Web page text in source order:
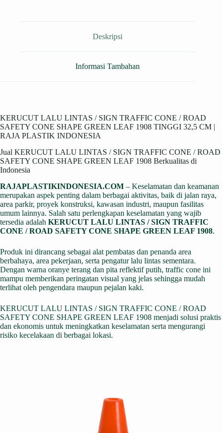
Deskripsi
Informasi Tambahan
KERUCUT LALU LINTAS / SIGN TRAFFIC CONE / ROAD
SAFETY CONE SHAPE GREEN LEAF 1908 TINGGI 32,5 CM |
RAJA PLASTIK INDONESIA
Jual KERUCUT LALU LINTAS / SIGN TRAFFIC CONE / ROAD
SAFETY CONE SHAPE GREEN LEAF 1908 Berkualitas di
Indonesia
RAJAPLASTIKINDONESIA.COM – Keselamatan dan keamanan
merupakan aspek penting dalam berbagai aktivitas, baik di jalan raya,
area parkir, proyek konstruksi, kawasan industri, maupun fasilitas
umum lainnya. Salah satu perlengkapan keselamatan yang wajib
tersedia adalah KERUCUT LALU LINTAS / SIGN TRAFFIC
CONE / ROAD SAFETY CONE SHAPE GREEN LEAF 1908.
Produk ini dirancang sebagai alat pembatas dan penanda area
berbahaya, area pekerjaan, serta pengatur lalu lintas sementara.
Dengan warna oranye terang dan pita reflektif putih, traffic cone ini
mampu memberikan peringatan visual yang jelas sehingga mudah
terlihat oleh pengendara maupun pejalan kaki.
KERUCUT LALU LINTAS / SIGN TRAFFIC CONE / ROAD
SAFETY CONE SHAPE GREEN LEAF 1908 menjadi solusi praktis
dan ekonomis untuk meningkatkan keselamatan serta mengurangi
risiko kecelakaan di berbagai lokasi.